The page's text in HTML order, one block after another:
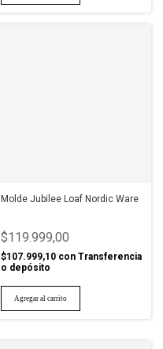
Molde Jubilee Loaf Nordic Ware
$119.999,00
$107.999,10 con Transferencia
o depósito